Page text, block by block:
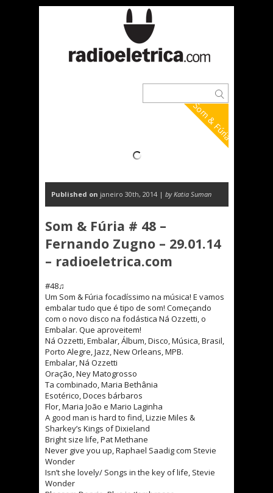
Som & Fúria
Published on janeiro 30th, 2014 | by Katia Suman
Som & Fúria # 48 –
Fernando Zugno – 29.01.14
– radioeletrica.com
#48♫
Um Som & Fúria focadíssimo na música! E vamos
embalar tudo que é tipo de som! Começando
com o novo disco na fodástica Ná Ozzetti, o
Embalar. Que aproveitem!
Ná Ozzetti, Embalar, Álbum, Disco, Música, Brasil,
Porto Alegre, Jazz, New Orleans, MPB.
Embalar, Ná Ozzetti
Oração, Ney Matogrosso
Ta combinado, Maria Bethânia
Esotérico, Doces bárbaros
Flor, Maria João e Mario Laginha
A good man is hard to find, Lizzie Miles &
Sharkey’s Kings of Dixieland
Bright size life, Pat Methane
Never give you up, Raphael Saadig com Stevie
Wonder
Isn’t she lovely/ Songs in the key of life, Stevie
Wonder